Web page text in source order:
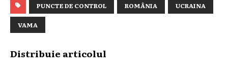
PUNCTE DE CONTROL ROMÂNIA UCRAINA
VAMA
Distribuie articolul